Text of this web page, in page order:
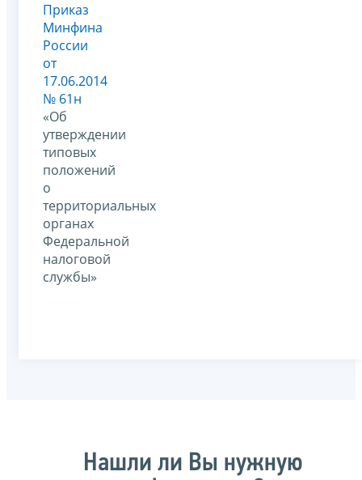
Приказ
Минфина
России
от
17.06.2014
№ 61н
«Об
утверждении
типовых
положений
о
территориальных
органах
Федеральной
налоговой
службы»
Нашли ли Вы нужную